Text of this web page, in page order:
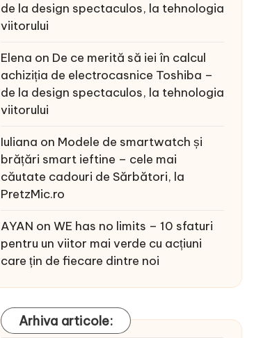
de la design spectaculos, la tehnologia
viitorului
Elena on De ce merită să iei în calcul
achiziția de electrocasnice Toshiba –
de la design spectaculos, la tehnologia
viitorului
Iuliana on Modele de smartwatch și
brățări smart ieftine – cele mai
căutate cadouri de Sărbători, la
PretzMic.ro
AYAN on WE has no limits – 10 sfaturi
pentru un viitor mai verde cu acțiuni
care țin de fiecare dintre noi
Arhiva articole: